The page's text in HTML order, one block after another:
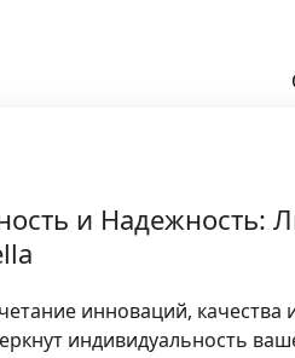
и Надежность:
инноваций, качества
индивидуальность